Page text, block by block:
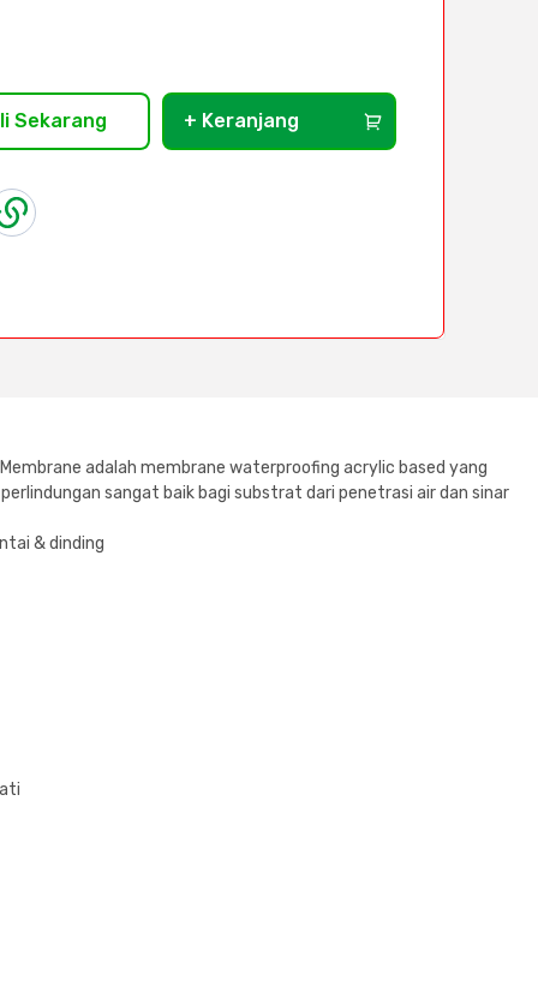
Sekarang + Keranjang
adalah membrane waterproofing acrylic based yang
sangat baik bagi substrat dari penetrasi air dan sinar
& dinding